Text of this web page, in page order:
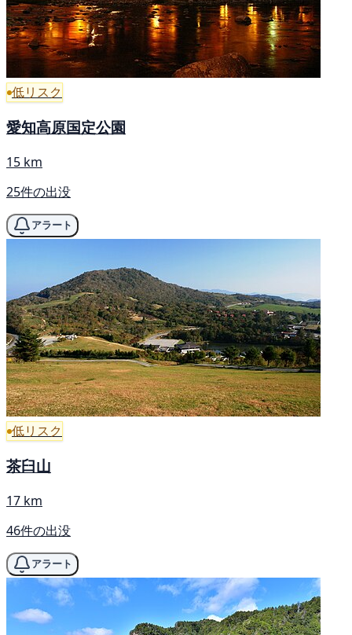
低リスク
愛知高原国定公園
15 km
25件の出没
アラート
低リスク
茶臼山
17 km
46件の出没
アラート